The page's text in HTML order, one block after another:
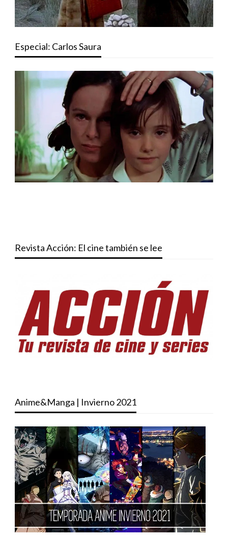
Especial: Carlos Saura
Revista Acción: El cine también se lee
Anime&Manga | Invierno 2021